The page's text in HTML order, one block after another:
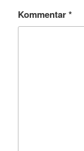
Kommentar*